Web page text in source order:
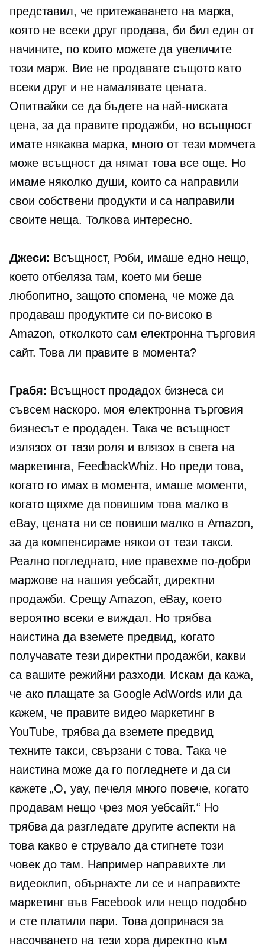
представил, че притежаването на марка,
която не всеки друг продава, би бил един от
начините, по които можете да увеличите
този марж. Вие не продавате същото като
всеки друг и не намалявате цената.
Опитвайки се да бъдете на най-ниската
цена, за да правите продажби, но всъщност
имате някаква марка, много от тези момчета
може всъщност да нямат това все още. Но
имаме няколко души, които са направили
свои собствени продукти и са направили
своите неща. Толкова интересно.
Джеси: Всъщност, Роби, имаше едно нещо,
което отбеляза там, което ми беше
любопитно, защото спомена, че може да
продаваш продуктите си по-високо в
Amazon, отколкото сам електронна търговия
сайт. Това ли правите в момента?
Грабя: Всъщност продадох бизнеса си
съвсем наскоро. моя електронна търговия
бизнесът е продаден. Така че всъщност
излязох от тази роля и влязох в света на
маркетинга, FeedbackWhiz. Но преди това,
когато го имах в момента, имаше моменти,
когато щяхме да повишим това малко в
eBay, цената ни се повиши малко в Amazon,
за да компенсираме някои от тези такси.
Реално погледнато, ние правехме по-добри
маржове на нашия уебсайт, директни
продажби. Срещу Amazon, eBay, което
вероятно всеки е виждал. Но трябва
наистина да вземете предвид, когато
получавате тези директни продажби, какви
са вашите режийни разходи. Искам да кажа,
че ако плащате за Google AdWords или да
кажем, че правите видео маркетинг в
YouTube, трябва да вземете предвид
техните такси, свързани с това. Така че
наистина може да го погледнете и да си
кажете „О, уау, печеля много повече, когато
продавам нещо чрез моя уебсайт.“ Но
трябва да разгледате другите аспекти на
това какво е струвало да стигнете този
човек до там. Например направихте ли
видеоклип, обърнахте ли се и направихте
маркетинг във Facebook или нещо подобно
и сте платили пари. Това допринася за
насочването на тези хора директно към